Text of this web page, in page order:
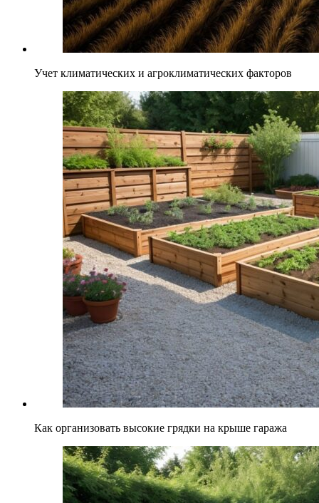
Учет климатических и агроклиматических факторов
Как организовать высокие грядки на крыше гаража